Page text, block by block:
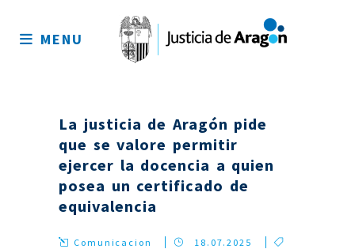
sitio
MENU
La justicia de Aragón pide
que se valore permitir
ejercer la docencia a quien
posea un certificado de
equivalencia
Comunicacion
18.07.2025